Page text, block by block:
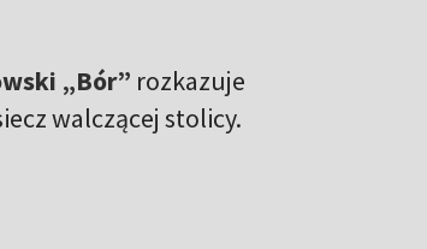
„Bór” rozkazuje
walczącej stolicy.